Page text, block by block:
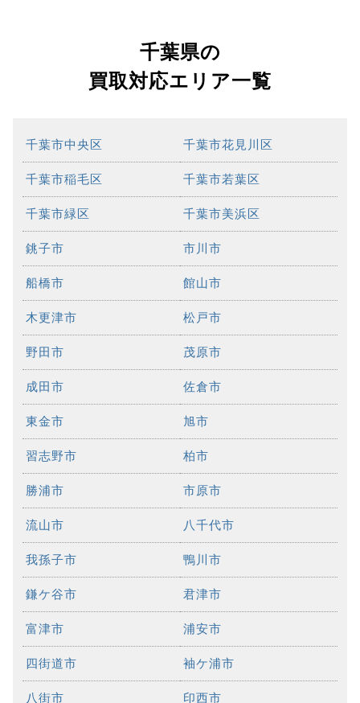
千葉県の
買取対応エリア一覧
千葉市中央区 千葉市花見川区
千葉市稲毛区 千葉市若葉区
千葉市緑区 千葉市美浜区
銚子市 市川市
船橋市 館山市
木更津市 松戸市
野田市 茂原市
成田市 佐倉市
東金市 旭市
習志野市 柏市
勝浦市 市原市
流山市 八千代市
我孫子市 鴨川市
鎌ケ谷市 君津市
富津市 浦安市
四街道市 袖ケ浦市
八街市 印西市